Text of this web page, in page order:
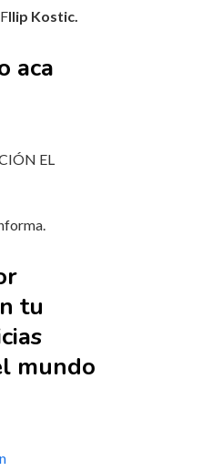
Ilip Kostic.
aca
EL
tu
mundo